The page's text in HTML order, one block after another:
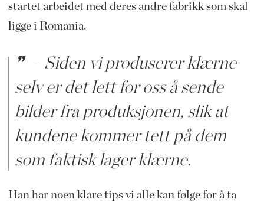
startet arbeidet med deres andre fabrikk som skal
ligge i Romania.
– Siden vi produserer klærne
selv er det lett for oss å sende
bilder fra produksjonen, slik at
kundene kommer tett på dem
som faktisk lager klærne.
Han har noen klare tips vi alle kan følge for å ta